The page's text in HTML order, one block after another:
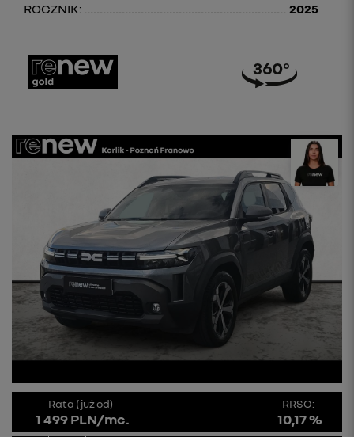
ROCZNIK:
2025
Rata (już od)
1 499 PLN/mc.
RRSO:
10,17 %